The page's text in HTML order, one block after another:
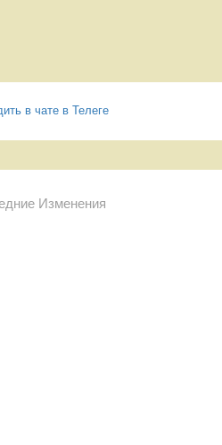
в чате в Телеге
Изменения